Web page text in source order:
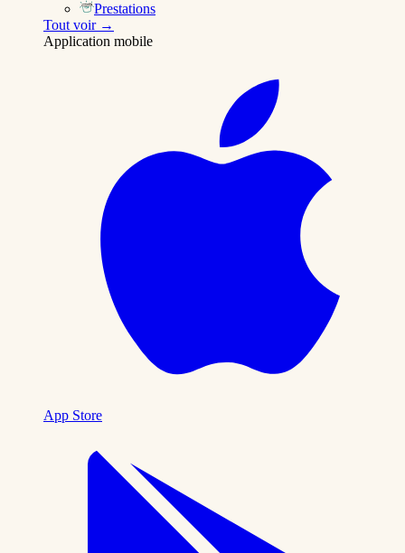
Prestations
Tout voir →
Application mobile
App Store